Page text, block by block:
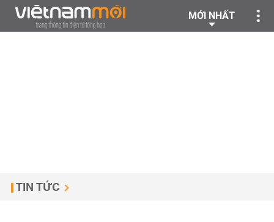
MỚI NHẤT
TIN TỨC